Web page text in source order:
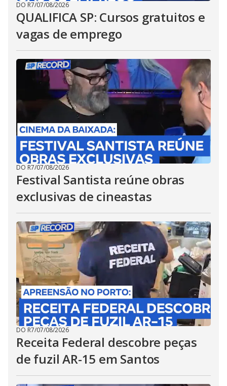
DO R7/07/08/2026
QUALIFICA SP: Cursos gratuitos e
vagas de emprego
DO R7/07/08/2026
Festival Santista reúne obras
exclusivas de cineastas
DO R7/07/08/2026
Receita Federal descobre peças
de fuzil AR-15 em Santos